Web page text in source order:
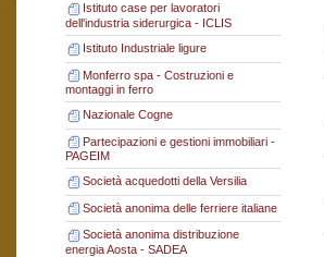
Istituto case per lavoratori
dell'industria siderurgica - ICLIS
Istituto Industriale ligure
Monferro spa - Costruzioni e
montaggi in ferro
Nazionale Cogne
Partecipazioni e gestioni immobiliari -
PAGEIM
Società acquedotti della Versilia
Società anonima delle ferriere italiane
Società anonima distribuzione
energia Aosta - SADEA